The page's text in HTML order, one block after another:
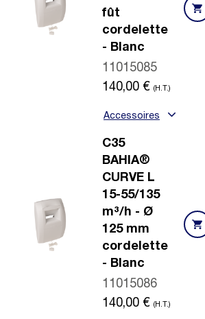
fût
cordelette
- Blanc
11015085
140,00 € (H.T.)
Accessoires
C35
BAHIA®
CURVE L
15-55/135
m³/h - Ø
125 mm
cordelette
- Blanc
11015086
140,00 € (H.T.)